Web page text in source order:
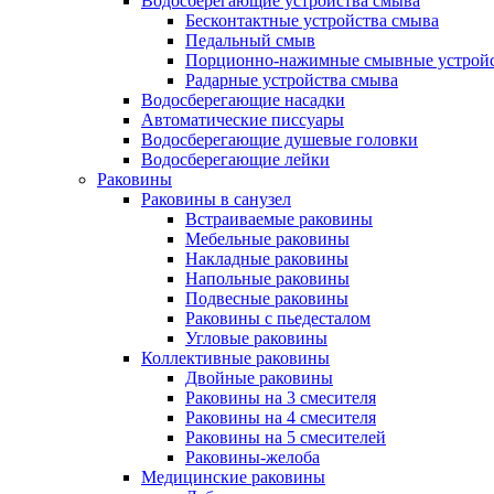
Бесконтактные устройства смыва
Педальный смыв
Порционно-нажимные смывные
Радарные устройства смыва
Водосберегающие насадки
Автоматические писсуары
Водосберегающие душевые головки
Водосберегающие лейки
Раковины
Раковины в санузел
Встраиваемые раковины
Мебельные раковины
Накладные раковины
Напольные раковины
Подвесные раковины
Раковины с пьедесталом
Угловые раковины
Коллективные раковины
Двойные раковины
Раковины на 3 смесителя
Раковины на 4 смесителя
Раковины на 5 смесителей
Раковины-желоба
Медицинские раковины